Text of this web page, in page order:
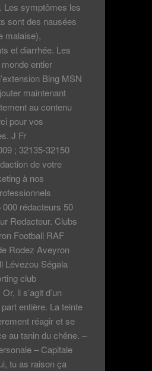
Les symptômes les
sont des nausées
malaise),
et diarrhée. Les
entier
Bing MSN
maintenant
au contenu
pour vos
J Fr
; 32135-32150
de votre
à nos
rédacteurs 50
Redacteur. Clubs
Football RAF
Rodez Aveyron
Lévezou Ségala
club
il s’agit d’un
entière. La teinte
réagir et se
au tanin du chêne. –
– Capitale
tu as raison ça